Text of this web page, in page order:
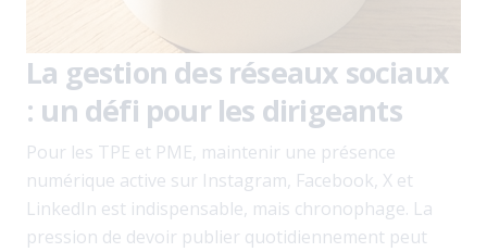
La gestion des réseaux sociaux
: un défi pour les dirigeants
Pour les TPE et PME, maintenir une présence
numérique active sur Instagram, Facebook, X et
LinkedIn est indispensable, mais chronophage. La
pression de devoir publier quotidiennement peut